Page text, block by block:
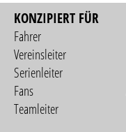
KONZIPIERT FÜR
Fahrer
Vereinsleiter
Serienleiter
Fans
Teamleiter